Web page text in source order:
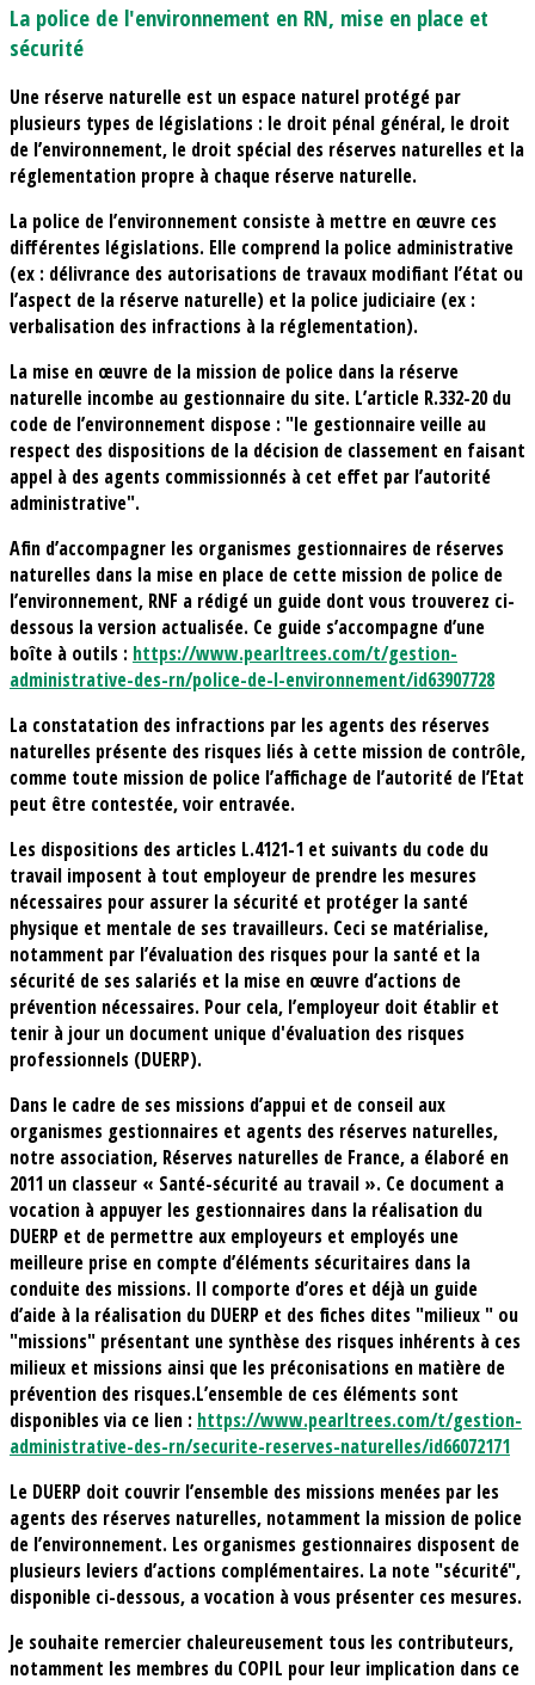
La police de l'environnement en RN, mise en place et
sécurité
Une réserve naturelle est un espace naturel protégé par
plusieurs types de législations : le droit pénal général, le droit
de l’environnement, le droit spécial des réserves naturelles et la
réglementation propre à chaque réserve naturelle.
La police de l’environnement consiste à mettre en œuvre ces
différentes législations. Elle comprend la police administrative
(ex : délivrance des autorisations de travaux modifiant l’état ou
l’aspect de la réserve naturelle) et la police judiciaire (ex :
verbalisation des infractions à la réglementation).
La mise en œuvre de la mission de police dans la réserve
naturelle incombe au gestionnaire du site. L’article R.332-20 du
code de l’environnement dispose : "le gestionnaire veille au
respect des dispositions de la décision de classement en faisant
appel à des agents commissionnés à cet effet par l’autorité
administrative".
Afin d’accompagner les organismes gestionnaires de réserves
naturelles dans la mise en place de cette mission de police de
l’environnement, RNF a rédigé un guide dont vous trouverez ci-
dessous la version actualisée. Ce guide s’accompagne d’une
boîte à outils : https://www.pearltrees.com/t/gestion-
administrative-des-rn/police-de-l-environnement/id63907728
La constatation des infractions par les agents des réserves
naturelles présente des risques liés à cette mission de contrôle,
comme toute mission de police l’affichage de l’autorité de l’Etat
peut être contestée, voir entravée.
Les dispositions des articles L.4121-1 et suivants du code du
travail imposent à tout employeur de prendre les mesures
nécessaires pour assurer la sécurité et protéger la santé
physique et mentale de ses travailleurs. Ceci se matérialise,
notamment par l’évaluation des risques pour la santé et la
sécurité de ses salariés et la mise en œuvre d’actions de
prévention nécessaires. Pour cela, l’employeur doit établir et
tenir à jour un document unique d'évaluation des risques
professionnels (DUERP).
Dans le cadre de ses missions d’appui et de conseil aux
organismes gestionnaires et agents des réserves naturelles,
notre association, Réserves naturelles de France, a élaboré en
2011 un classeur « Santé-sécurité au travail ». Ce document a
vocation à appuyer les gestionnaires dans la réalisation du
DUERP et de permettre aux employeurs et employés une
meilleure prise en compte d’éléments sécuritaires dans la
conduite des missions. Il comporte d’ores et déjà un guide
d’aide à la réalisation du DUERP et des fiches dites "milieux " ou
"missions" présentant une synthèse des risques inhérents à ces
milieux et missions ainsi que les préconisations en matière de
prévention des risques.L’ensemble de ces éléments sont
disponibles via ce lien : https://www.pearltrees.com/t/gestion-
administrative-des-rn/securite-reserves-naturelles/id66072171
Le DUERP doit couvrir l’ensemble des missions menées par les
agents des réserves naturelles, notamment la mission de police
de l’environnement. Les organismes gestionnaires disposent de
plusieurs leviers d’actions complémentaires. La note "sécurité",
disponible ci-dessous, a vocation à vous présenter ces mesures.
Je souhaite remercier chaleureusement tous les contributeurs,
notamment les membres du COPIL pour leur implication dans ce